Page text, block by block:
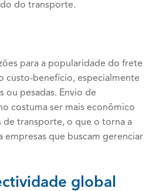
do transporte.
para a popularidade do frete
custo-benefício, especialmente
ou pesadas. Envio de
costuma ser mais econômico
transporte, o que o torna a
empresas que buscam gerenciar
global